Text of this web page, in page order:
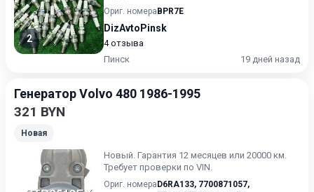
2
Ориг. номера BPR7E
DizAvtoPinsk
4 отзыва
Пинск
19 дней назад
Генератор Volvo 480 1986-1995
321 BYN
Новая
Нoвый. Гарантия 12 месяцев или 20000 км.
Требует проверки по VIN.
Ориг. номера D6RA133, 7700871057,